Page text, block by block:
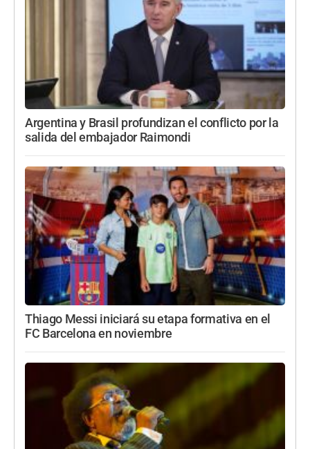
Argentina y Brasil profundizan el conflicto por la
salida del embajador Raimondi
Thiago Messi iniciará su etapa formativa en el
FC Barcelona en noviembre